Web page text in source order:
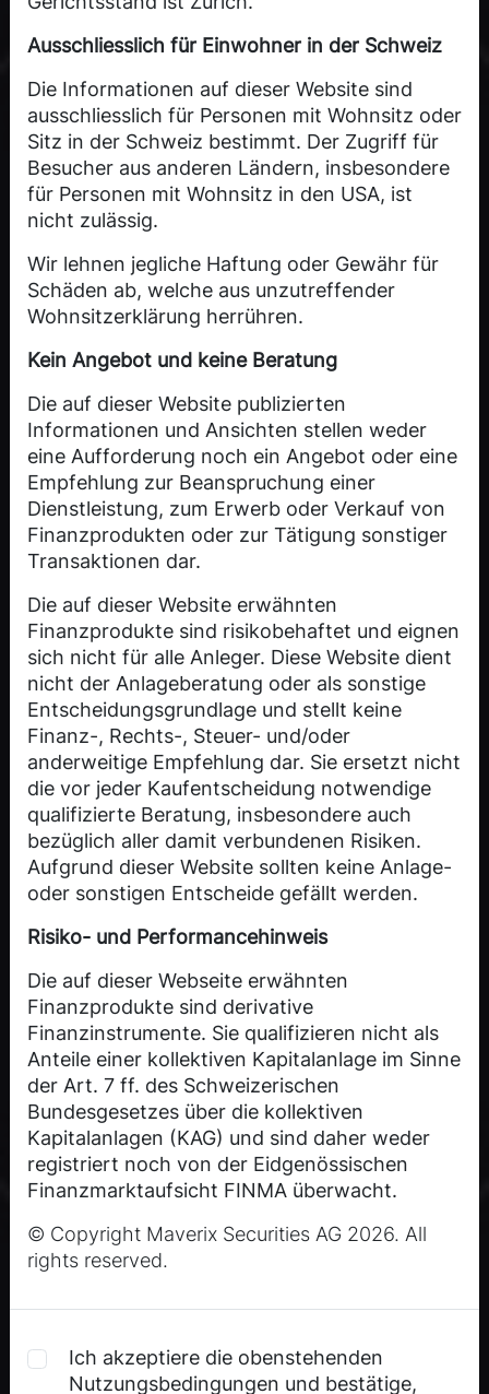
Power Shortage
Index ETP
CHF 92.03
ETP KAUFEN
Ausschliesslich für Einwohner in der Schweiz
Die Informationen auf dieser Website sind
ausschliesslich für Personen mit Wohnsitz oder
Sitz in der Schweiz bestimmt. Der Zugriff für
Besucher aus anderen Ländern, insbesondere
für Personen mit Wohnsitz in den USA, ist
nicht zulässig.
Wir lehnen jegliche Haftung oder Gewähr für
Schäden ab, welche aus unzutreffender
Wohnsitzerklärung herrühren.
Kein Angebot und keine Beratung
Die auf dieser Website publizierten
Informationen und Ansichten stellen weder
eine Aufforderung noch ein Angebot oder eine
Empfehlung zur Beanspruchung einer
Dienstleistung, zum Erwerb oder Verkauf von
Finanzprodukten oder zur Tätigung sonstiger
Transaktionen dar.
Die auf dieser Website erwähnten
Finanzprodukte sind risikobehaftet und eignen
sich nicht für alle Anleger. Diese Website dient
nicht der Anlageberatung oder als sonstige
Entscheidungsgrundlage und stellt keine
Finanz-, Rechts-, Steuer- und/oder
anderweitige Empfehlung dar. Sie ersetzt nicht
die vor jeder Kaufentscheidung notwendige
qualifizierte Beratung, insbesondere auch
bezüglich aller damit verbundenen Risiken.
Aufgrund dieser Website sollten keine Anlage-
oder sonstigen Entscheide gefällt werden.
Risiko- und Performancehinweis
Die auf dieser Webseite erwähnten
Finanzprodukte sind derivative
Finanzinstrumente. Sie qualifizieren nicht als
Anteile einer kollektiven Kapitalanlage im Sinne
der Art. 7 ff. des Schweizerischen
Bundesgesetzes über die kollektiven
Kapitalanlagen (KAG) und sind daher weder
registriert noch von der Eidgenössischen
Finanzmarktaufsicht FINMA überwacht.
vermittelten spezifischen Anlegerschutz.
Natur der Finanzprodukte sowie das Risiko,
Nur wer sich über die Risiken des
© Copyright Maverix Securities AG 2026. All
rights reserved.
Ich akzeptiere die obenstehenden
Nutzungsbedingungen und bestätige,